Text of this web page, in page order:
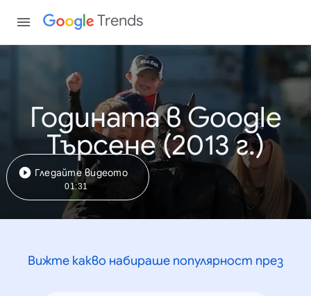
Trends
Годината в Google
Търсене (2013 г.)
Гледайте видеото
01:31
Вижте какво набираше популярност през